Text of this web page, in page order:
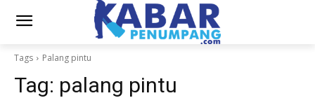
Tags Palang pintu
Tag: palang pintu